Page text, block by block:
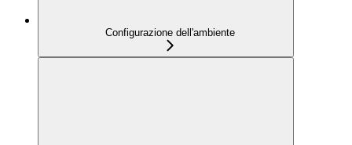
Configurazione dell'ambiente